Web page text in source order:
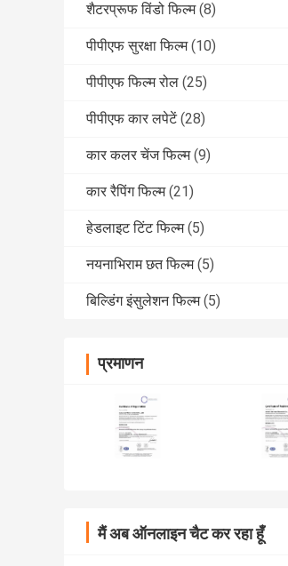
शैटरप्रूफ विंडो फिल्म (8)
पीपीएफ सुरक्षा फिल्म (10)
पीपीएफ फिल्म रोल (25)
पीपीएफ कार लपेटें (28)
कार कलर चेंज फिल्म (9)
कार रैपिंग फिल्म (21)
हेडलाइट टिंट फिल्म (5)
नयनाभिराम छत फिल्म (5)
बिल्डिंग इंसुलेशन फिल्म (5)
प्रमाणन
मैं अब ऑनलाइन चैट कर रहा हूँ